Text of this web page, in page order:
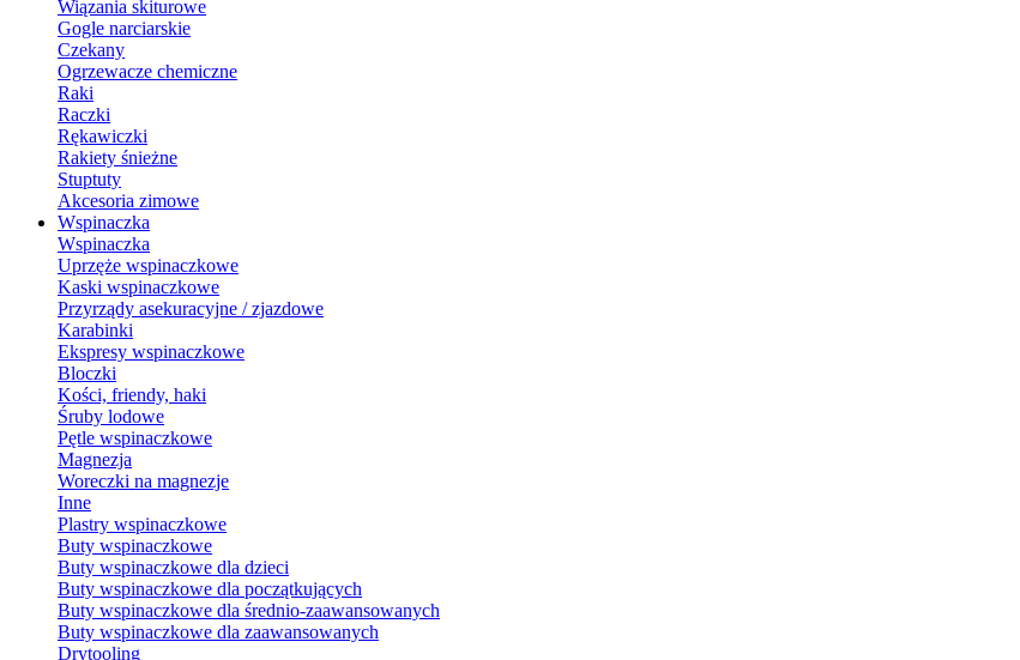
Wiązania skiturowe
Gogle narciarskie
Czekany
Ogrzewacze chemiczne
Raki
Raczki
Rękawiczki
Rakiety śnieżne
Stuptuty
Akcesoria zimowe
Wspinaczka
Wspinaczka
Uprzęże wspinaczkowe
Kaski wspinaczkowe
Przyrządy asekuracyjne / zjazdowe
Karabinki
Ekspresy wspinaczkowe
Bloczki
Kości, friendy, haki
Śruby lodowe
Pętle wspinaczkowe
Magnezja
Woreczki na magnezje
Inne
Plastry wspinaczkowe
Buty wspinaczkowe
Buty wspinaczkowe dla dzieci
Buty wspinaczkowe dla początkujących
Buty wspinaczkowe dla średnio-zaawansowanych
Buty wspinaczkowe dla zaawansowanych
Drytooling